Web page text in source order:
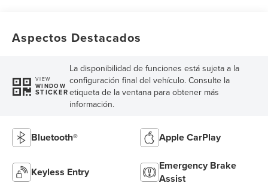
Aspectos Destacados
VIEW
WINDOW
STICKER
La disponibilidad de funciones está sujeta a la
configuración final del vehículo. Consulte la
etiqueta de la ventana para obtener más
información.
Bluetooth® Apple CarPlay
Keyless Entry
Emergency Brake
Assist